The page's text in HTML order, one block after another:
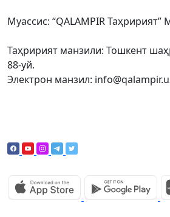
Муассис: “QALAMPIR
Таҳририят манзили: Тошкент
88-уй.
Электрон манзил: